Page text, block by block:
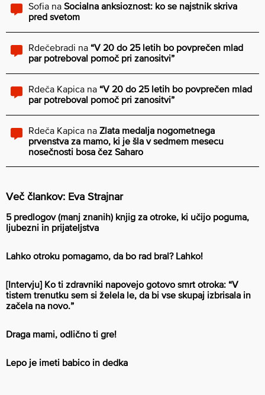
Sofia na Socialna anksioznost: ko se najstnik skriva
pred svetom
Rdečebradi na “V 20 do 25 letih bo povprečen mlad
par potreboval pomoč pri zanositvi”
Rdeča Kapica na “V 20 do 25 letih bo povprečen mlad
par potreboval pomoč pri zanositvi”
Rdeča Kapica na Zlata medalja nogometnega
prvenstva za mamo, ki je šla v sedmem mesecu
nosečnosti bosa čez Saharo
Več člankov: Eva Strajnar
5 predlogov (manj znanih) knjig za otroke, ki učijo poguma,
ljubezni in prijateljstva
Lahko otroku pomagamo, da bo rad bral? Lahko!
[Intervju] Ko ti zdravniki napovejo gotovo smrt otroka: “V
tistem trenutku sem si želela le, da bi vse skupaj izbrisala in
začela na novo.”
Draga mami, odlično ti gre!
Lepo je imeti babico in dedka